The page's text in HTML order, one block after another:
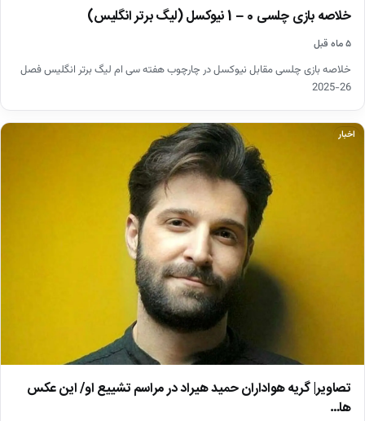
خلاصه بازی چلسی 0 – 1 نیوکسل (لیگ برتر انگلیس)
۵ ماه قبل
خلاصه بازی چلسی مقابل نیوکسل در چارچوب هفته سی ام لیگ برتر انگلیس فصل
26-2025
اخبار
تصاویر| گریه هواداران حمید هیراد در مراسم تشییع او/ این عکس
ها…